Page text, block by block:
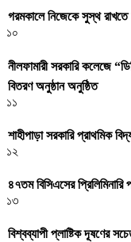
গরমকালে নিজেকে সুস্থ
১০
নীলফামারী সরকারি কলেজে
বিতরণ অনুষ্ঠান অনুষ্ঠিত
১১
শাহীপাড়া সরকারি প্রাথমিক
১২
৪৭তম বিসিএসের প্রিলিমিনারি
১৩
বিশ্বব্যাপী প্লাষ্টিক দূষণের